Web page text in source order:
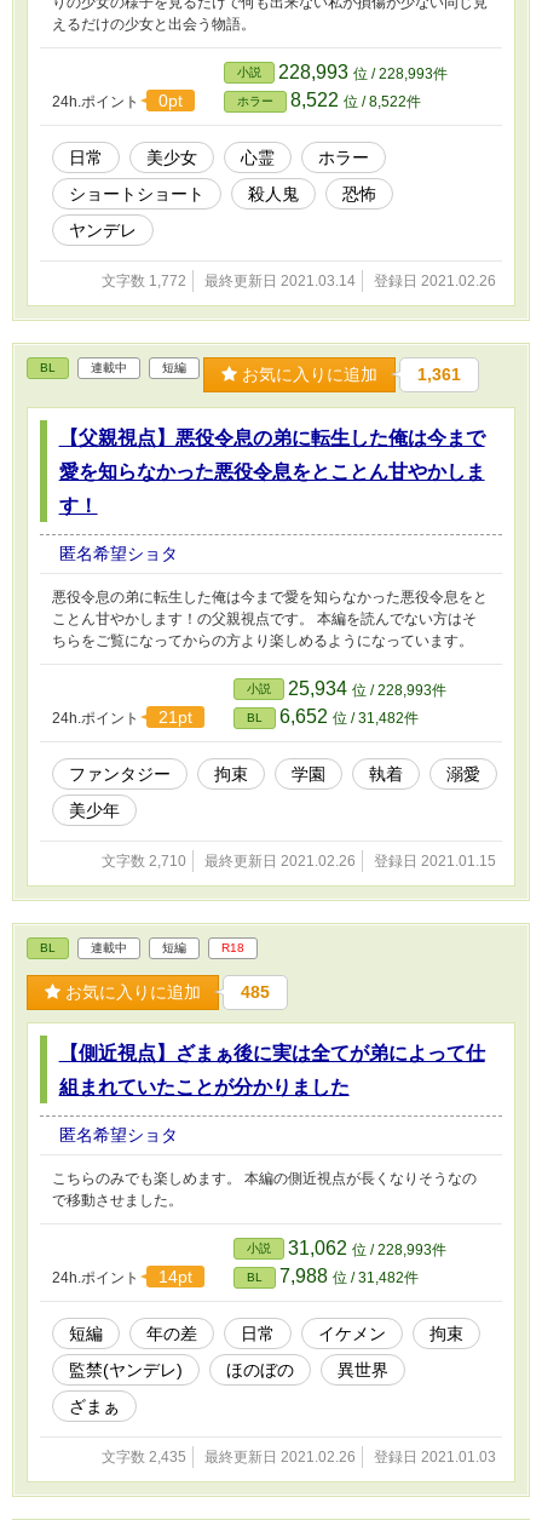
えるだけの少女と出会う物語。
24h.ポイント 0pt
小説 228,993 位 / 228,993件
ホラー 8,522 位 / 8,522件
日常 美少女 心霊
ホラー
ショートショート
殺人鬼
恐怖
ヤンデレ
文字数 1,772 最終更新日 2021.03.14 登録日 2021.02.26
BL 連載中 短編 お気に入りに追加 1,361
【父親視点】悪役令息の弟に転生した俺は今まで
愛を知らなかった悪役令息をとことん甘やかしま
す！
匿名希望ショタ
悪役令息の弟に転生した俺は今まで愛を知らなかった悪役令息をと
ことん甘やかします！の父親視点です。 本編を読んでない方はそ
ちらをご覧になってからの方より楽しめるようになっています。
24h.ポイント 21pt
小説 25,934 位 / 228,993件
BL 6,652 位 / 31,482件
ファンタジー 拘束 学園 執着
溺愛
美少年
文字数 2,710 最終更新日 2021.02.26 登録日 2021.01.15
BL 連載中 短編 R18
お気に入りに追加 485
【側近視点】ざまぁ後に実は全てが弟によって仕
組まれていたことが分かりました
匿名希望ショタ
こちらのみでも楽しめます。 本編の側近視点が長くなりそうなの
で移動させました。
24h.ポイント 14pt
小説 31,062 位 / 228,993件
BL 7,988 位 / 31,482件
短編 年の差 日常 イケメン
拘束
監禁(ヤンデレ)
ほのぼの
異世界
ざまぁ
文字数 2,435 最終更新日 2021.02.26 登録日 2021.01.03